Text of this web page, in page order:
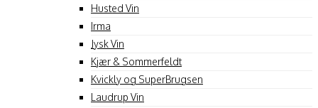
Husted Vin
Irma
Jysk Vin
Kjær & Sommerfeldt
Kvickly og SuperBrugsen
Laudrup Vin